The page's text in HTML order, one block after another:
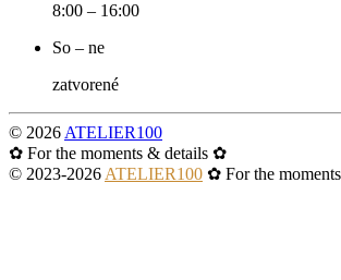
8:00 – 16:00
So – ne
zatvorené
© 2026 ATELIER100
✿ For the moments & details ✿
© 2023-2026 ATELIER100 ✿ For the